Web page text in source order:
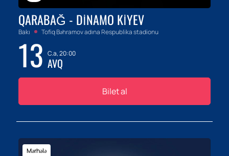
QARABAĞ - DINAMO KIYEV
Bakı Tofiq Bəhramov adına Respublika stadionu
13 C.a, 20:00
AVQ
Bilet al
Mərhələ